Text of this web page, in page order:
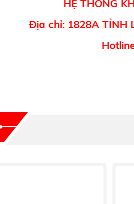
HỆ THỐNG
Địa chỉ: 1828A TỈNH